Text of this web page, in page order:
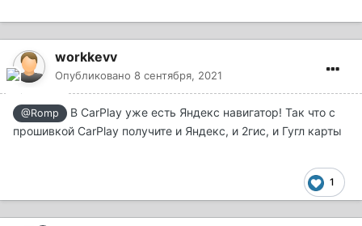
workkevv
Опубликовано 8 сентября, 2021
@Romp
В CarPlay уже есть Яндекс навигатор! Так что с
прошивкой CarPlay получите и Яндекс, и 2гис, и Гугл карты
1